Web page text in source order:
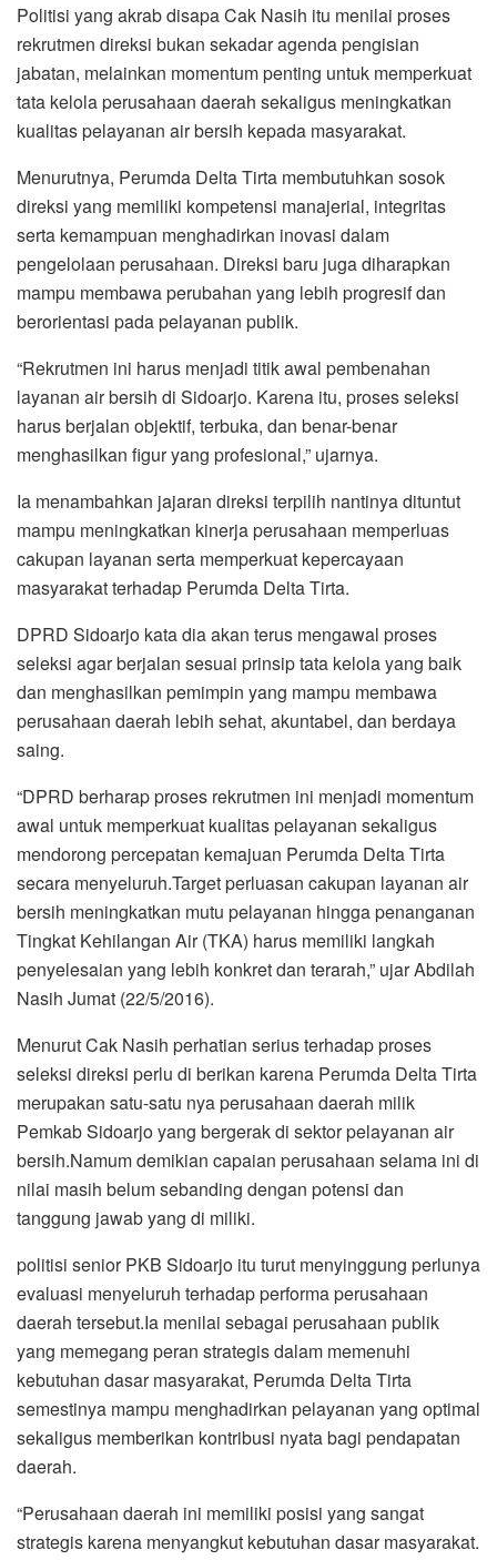
Politisi yang akrab disapa Cak Nasih itu menilai proses
rekrutmen direksi bukan sekadar agenda pengisian
jabatan, melainkan momentum penting untuk memperkuat
tata kelola perusahaan daerah sekaligus meningkatkan
kualitas pelayanan air bersih kepada masyarakat.
Menurutnya, Perumda Delta Tirta membutuhkan sosok
direksi yang memiliki kompetensi manajerial, integritas
serta kemampuan menghadirkan inovasi dalam
pengelolaan perusahaan. Direksi baru juga diharapkan
mampu membawa perubahan yang lebih progresif dan
berorientasi pada pelayanan publik.
“Rekrutmen ini harus menjadi titik awal pembenahan
layanan air bersih di Sidoarjo. Karena itu, proses seleksi
harus berjalan objektif, terbuka, dan benar-benar
menghasilkan figur yang profesional,” ujarnya.
Ia menambahkan jajaran direksi terpilih nantinya dituntut
mampu meningkatkan kinerja perusahaan memperluas
cakupan layanan serta memperkuat kepercayaan
masyarakat terhadap Perumda Delta Tirta.
DPRD Sidoarjo kata dia akan terus mengawal proses
seleksi agar berjalan sesuai prinsip tata kelola yang baik
dan menghasilkan pemimpin yang mampu membawa
perusahaan daerah lebih sehat, akuntabel, dan berdaya
saing.
“DPRD berharap proses rekrutmen ini menjadi momentum
awal untuk memperkuat kualitas pelayanan sekaligus
mendorong percepatan kemajuan Perumda Delta Tirta
secara menyeluruh.Target perluasan cakupan layanan air
bersih meningkatkan mutu pelayanan hingga penanganan
Tingkat Kehilangan Air (TKA) harus memiliki langkah
penyelesaian yang lebih konkret dan terarah,” ujar Abdilah
Nasih Jumat (22/5/2016).
Menurut Cak Nasih perhatian serius terhadap proses
seleksi direksi perlu di berikan karena Perumda Delta Tirta
merupakan satu-satu nya perusahaan daerah milik
Pemkab Sidoarjo yang bergerak di sektor pelayanan air
bersih.Namum demikian capaian perusahaan selama ini di
nilai masih belum sebanding dengan potensi dan
tanggung jawab yang di miliki.
politisi senior PKB Sidoarjo itu turut menyinggung perlunya
evaluasi menyeluruh terhadap performa perusahaan
daerah tersebut.Ia menilai sebagai perusahaan publik
yang memegang peran strategis dalam memenuhi
kebutuhan dasar masyarakat, Perumda Delta Tirta
semestinya mampu menghadirkan pelayanan yang optimal
sekaligus memberikan kontribusi nyata bagi pendapatan
daerah.
“Perusahaan daerah ini memiliki posisi yang sangat
strategis karena menyangkut kebutuhan dasar masyarakat.